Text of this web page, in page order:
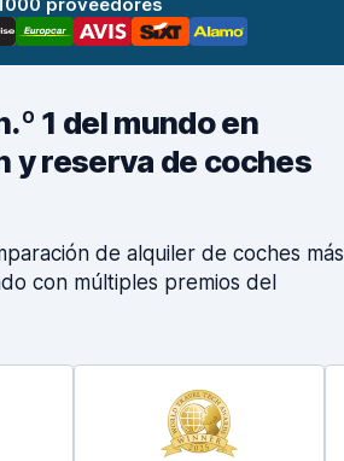
1 del mundo en
y reserva de coches
de alquiler de coches más
con múltiples premios del